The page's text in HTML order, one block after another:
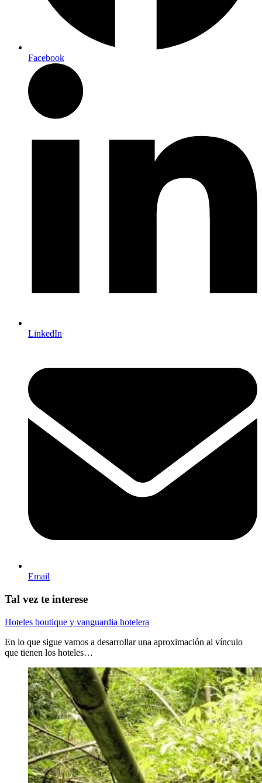
Facebook
LinkedIn
Email
Tal vez te interese
Hoteles boutique y vanguardia hotelera
En lo que sigue vamos a desarrollar una aproximación al vínculo
que tienen los hoteles…